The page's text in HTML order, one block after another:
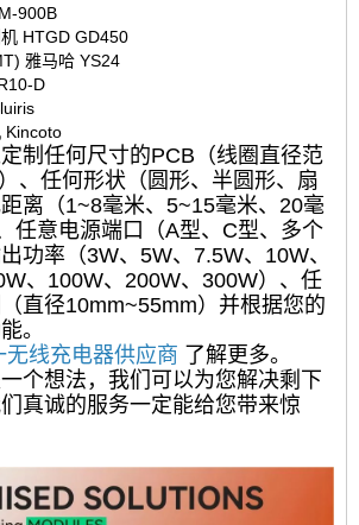
900B
HTGD GD450
雅马哈 YS24
D
Kincoto
制任何尺寸的PCB（线圈直径范
、任何形状（圆形、半圆形、扇
离（1~8毫米、5~15毫米、20毫
任意电源端口（A型、C型、多个
功率（3W、5W、7.5W、10W、
、100W、200W、300W）、任
直径10mm~55mm）并根据您的
。
无线充电器供应商
了解更多。
个想法，我们可以为您解决剩下
真诚的服务一定能给您带来惊